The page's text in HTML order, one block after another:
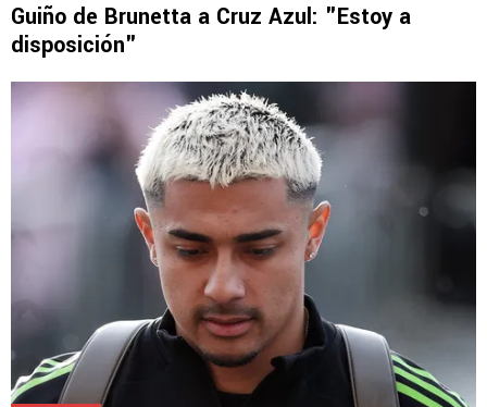
Guiño de Brunetta a Cruz Azul: "Estoy a
disposición"